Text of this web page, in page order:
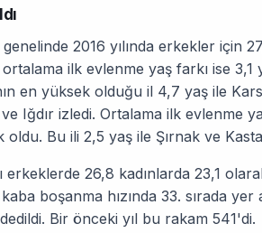
2016 yılında erkekler için
ilk evlenme yaş farkı ise
en yüksek olduğu il 4,7 yaş ile
Iğdır izledi. Ortalama ilk evlenme
Bu ili 2,5 yaş ile Şırnak ve
26,8 kadınlarda 23,1
boşanma hızında 33. sırada
Bir önceki yıl bu rakam 541'di.